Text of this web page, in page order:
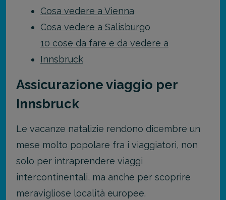
Cosa vedere a Vienna
Cosa vedere a Salisburgo
10 cose da fare e da vedere a
Innsbruck
Assicurazione viaggio per
Innsbruck
Le vacanze natalizie rendono dicembre un
mese molto popolare fra i viaggiatori, non
solo per intraprendere viaggi
intercontinentali, ma anche per scoprire
meravigliose località europee.